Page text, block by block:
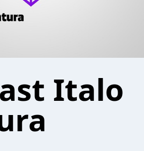
Italo